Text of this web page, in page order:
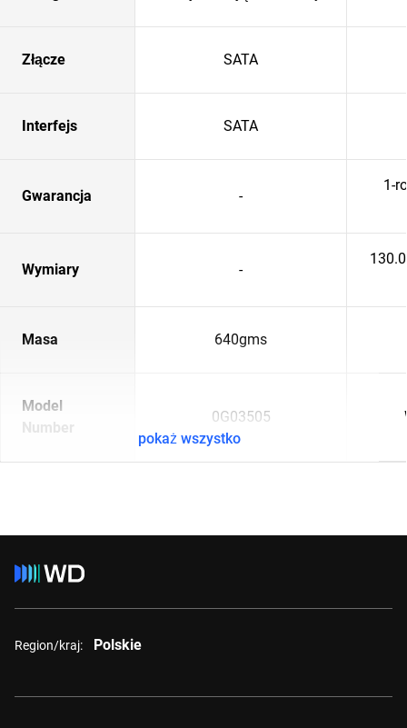
Złącze SATA
Interfejs SATA
Gwarancja -
1-
Wymiary -
Masa 640gms
Model
Number
0G03505
pokaż wszystko
Region/kraj: Polskie